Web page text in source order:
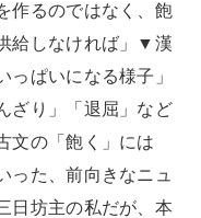
作るのではなく、飽
給しなければ」▼漢
っぱいになる様子」
ざり」「退屈」など
文の「飽く」には
った、前向きなニュ
日坊主の私だが、本